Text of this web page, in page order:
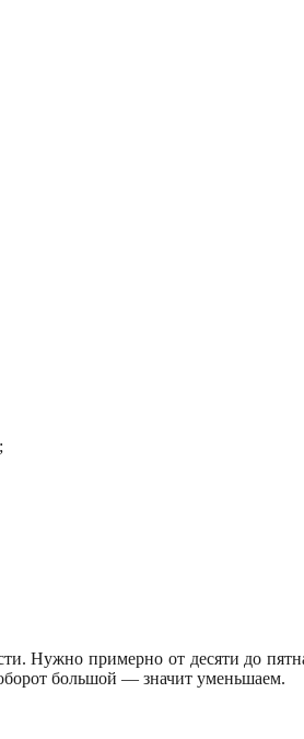
Нужно примерно от десяти до
большой — значит уменьшаем.